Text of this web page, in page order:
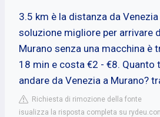
3.5 km è la distanza da
soluzione migliore per arrivare
Murano senza una macchina è
18 min e costa €2 - €8. Quanto
andare da Venezia a Murano?
Richiesta di rimozione della fonte
isualizza la risposta completa su